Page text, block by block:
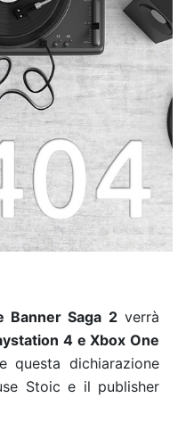
Banner Saga 2verrà
4 e Xbox One
questa dichiarazione
Stoic e il publisher